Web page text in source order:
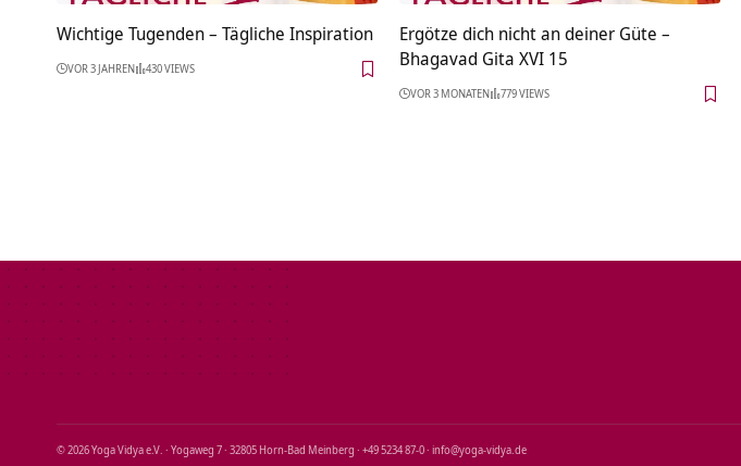
Wichtige Tugenden – Tägliche Inspiration
VOR 3 JAHREN 430 VIEWS
Ergötze dich nicht an deiner Güte –
Bhagavad Gita XVI 15
VOR 3 MONATEN 779 VIEWS
© 2026 Yoga Vidya e.V. · Yogaweg 7 · 32805 Horn‑Bad Meinberg · +49 5234 87‑0 · info@yoga‑vidya.de